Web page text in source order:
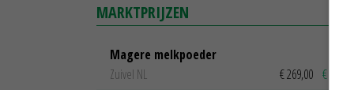
MARKTPRIJZEN
Magere melkpoeder
Zuivel NL
€ 269,00 € 7,00